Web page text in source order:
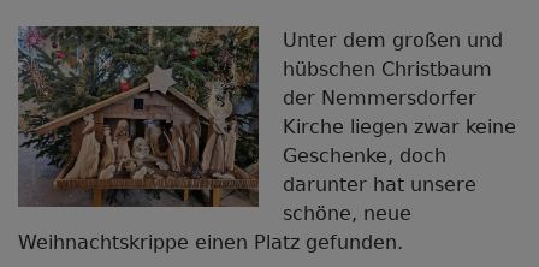
Unter dem großen und
hübschen Christbaum
der Nemmersdorfer
Kirche liegen zwar keine
Geschenke, doch
darunter hat unsere
schöne, neue
Weihnachtskrippe einen Platz gefunden.